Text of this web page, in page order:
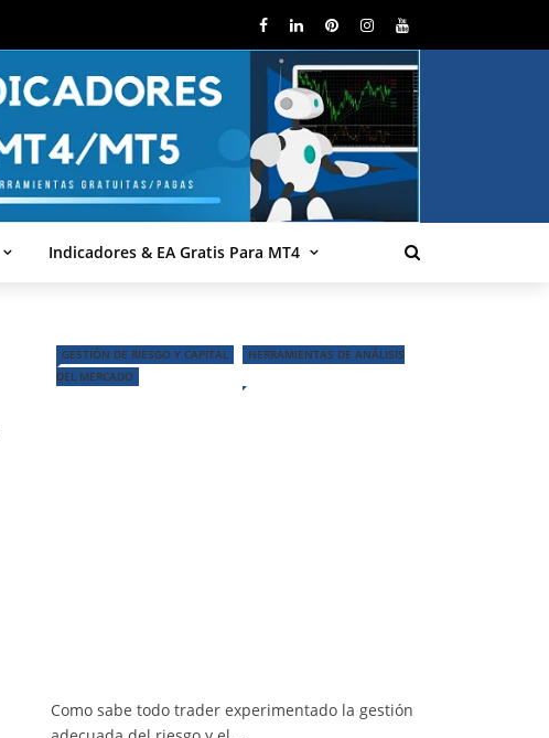
Indicadores & EA Gratis Para MT4
GESTIÓN DE RIESGO Y CAPITAL
HERRAMIENTAS DE ANÁLISIS
DEL MERCADO
Como sabe todo trader experimentado la gestión